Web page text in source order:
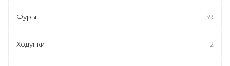
Фуры 39
Ходунки 2